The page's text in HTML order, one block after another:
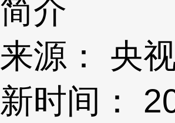
简介
来源： 央
新时间：